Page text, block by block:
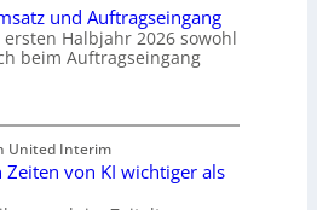
und Auftragseingang
Halbjahr 2026 sowohl
beim Auftragseingang
United Interim
Zeiten von KI wichtiger als